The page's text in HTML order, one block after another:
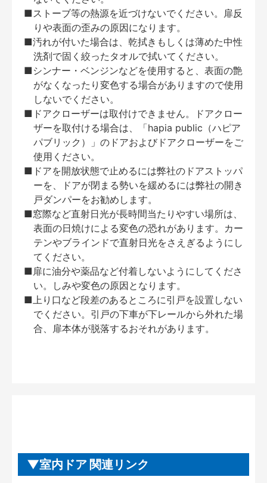
■ストーブ等の熱源を近づけないでください。扉反
りや表面の歪みの原因になります。
■汚れが付いた場合は、乾拭きもしくは薄めた中性
洗剤で固く絞ったタオルで拭いてください。
■シンナー・ベンジンなどを使用すると、表面の艶
がなくなったり変色する場合がありますので使用
しないでください。
■ドアクローザーは取付けできません。ドアクロー
ザーを取付ける場合は、「hapia public（ハピア
パブリック）」のドアおよびドアクローザーをご
使用ください。
■ドアを開放状態で止めるには弊社のドアストッパ
ーを、ドアが閉まる勢いを緩めるには弊社の開き
戸ダンパーをお勧めします。
■窓際など直射日光が長時間当たりやすい場所は、
表面の日焼けによる変色の恐れがあります。カー
テンやブラインドで直射日光をさえぎるようにし
てください。
■扉に油分や薬品など付着しないようにしてくださ
い。しみや変色の原因となります。
■上り口など段差のあるところに引戸を設置しない
でください。引戸の下車が下レールから外れた場
合、扉本体が脱落するおそれがあります。
室内ドア 関連リンク